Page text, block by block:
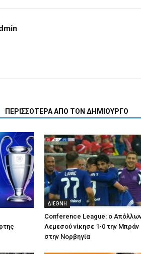
ΠΕΡΙΣΣΟΤΕΡΑ ΑΠΟ ΤΟΝ ΔΗΜΙΟΥΡΓΟ
ΔΙΕΘΝΗ
Conference League: ο
Λεμεσού νίκησε 1-0 την Μπράν
στην Νορβηγία